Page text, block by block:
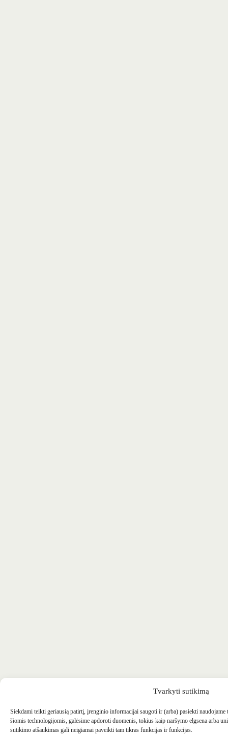
Tvarkyti sutikimą
Siekdami teikti geriausią patirtį, įrenginio informacijai saugoti ir (arba) pasiekti
šiomis technologijomis, galėsime apdoroti duomenis, tokius kaip naršymo elgsena arba
sutikimo atšaukimas gali neigiamai paveikti tam tikras funkcijas ir funkcijas.